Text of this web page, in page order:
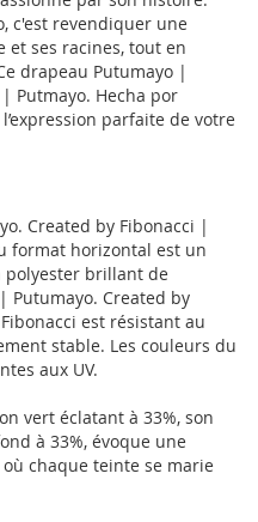
c'est revendiquer une
et ses racines, tout en
drapeau Putumayo |
Putmayo. Hecha por
parfaite de votre
Created by Fibonacci |
format horizontal est un
brillant de
Putumayo. Created by
est résistant au
stable. Les couleurs du
aux UV.
vert éclatant à 33%, son
à 33%, évoque une
chaque teinte se marie